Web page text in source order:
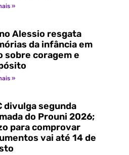
»
Alessio resgata
da infância em
sobre coragem e
»
divulga segunda
do Prouni 2026;
para comprovar
vai até 14 de